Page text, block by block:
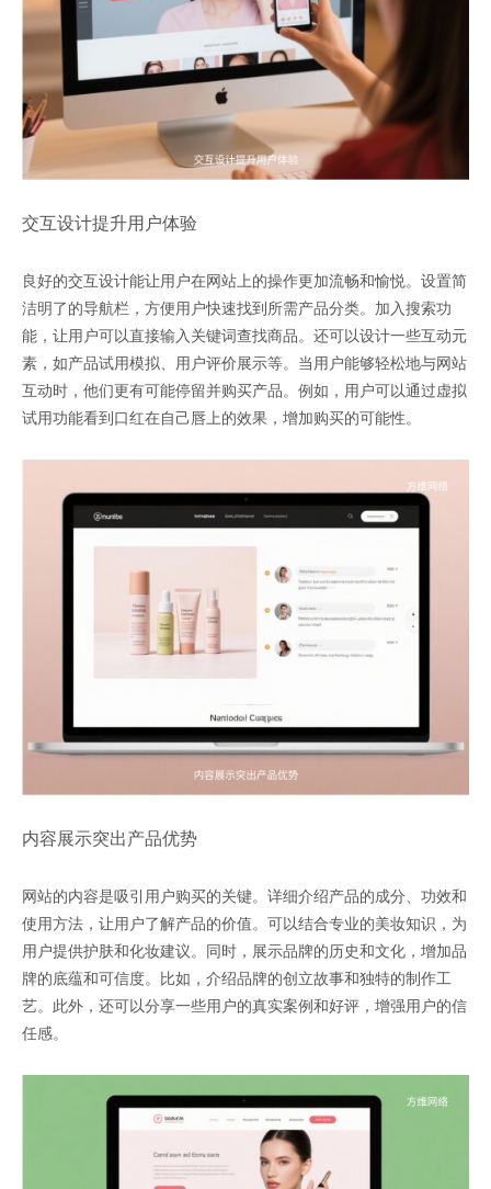
交互设计提升用户体验
良好的交互设计能让用户在网站上的操作更加流畅和愉悦。设置简
洁明了的导航栏，方便用户快速找到所需产品分类。加入搜索功
能，让用户可以直接输入关键词查找商品。还可以设计一些互动元
素，如产品试用模拟、用户评价展示等。当用户能够轻松地与网站
互动时，他们更有可能停留并购买产品。例如，用户可以通过虚拟
试用功能看到口红在自己唇上的效果，增加购买的可能性。
内容展示突出产品优势
网站的内容是吸引用户购买的关键。详细介绍产品的成分、功效和
使用方法，让用户了解产品的价值。可以结合专业的美妆知识，为
用户提供护肤和化妆建议。同时，展示品牌的历史和文化，增加品
牌的底蕴和可信度。比如，介绍品牌的创立故事和独特的制作工
艺。此外，还可以分享一些用户的真实案例和好评，增强用户的信
任感。